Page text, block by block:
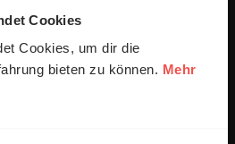
Cookies
Cookies, um dir die
bieten zu können. Mehr